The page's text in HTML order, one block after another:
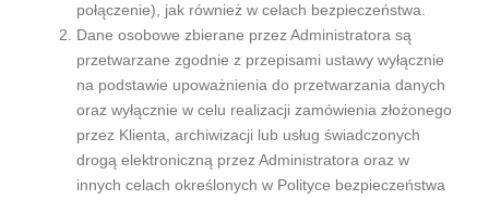
połączenie), jak również w celach bezpieczeństwa.
Dane osobowe zbierane przez Administratora są
przetwarzane zgodnie z przepisami ustawy wyłącznie
na podstawie upoważnienia do przetwarzania danych
oraz wyłącznie w celu realizacji zamówienia złożonego
przez Klienta, archiwizacji lub usług świadczonych
drogą elektroniczną przez Administratora oraz w
innych celach określonych w Polityce bezpieczeństwa